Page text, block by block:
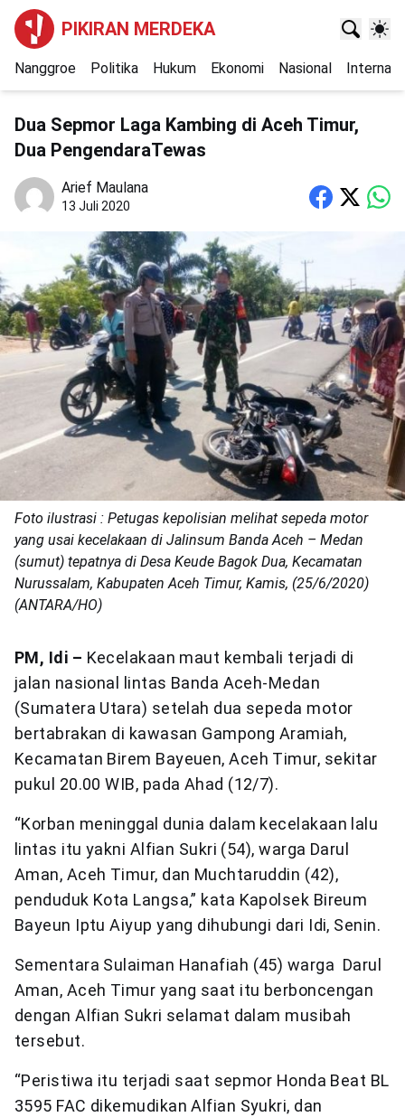
PIKIRAN MERDEKA
Nanggroe Politika Hukum Ekonomi Nasional
Dua Sepmor Laga Kambing di Aceh Timur,
Dua PengendaraTewas
Arief Maulana
13 Juli 2020
Foto ilustrasi : Petugas kepolisian melihat sepeda motor
yang usai kecelakaan di Jalinsum Banda Aceh – Medan
(sumut) tepatnya di Desa Keude Bagok Dua, Kecamatan
Nurussalam, Kabupaten Aceh Timur, Kamis, (25/6/2020)
(ANTARA/HO)
PM, Idi – Kecelakaan maut kembali terjadi di
jalan nasional lintas Banda Aceh-Medan
(Sumatera Utara) setelah dua sepeda motor
bertabrakan di kawasan Gampong Aramiah,
Kecamatan Birem Bayeuen, Aceh Timur, sekitar
pukul 20.00 WIB, pada Ahad (12/7).
“Korban meninggal dunia dalam kecelakaan lalu
lintas itu yakni Alfian Sukri (54), warga Darul
Aman, Aceh Timur, dan Muchtaruddin (42),
penduduk Kota Langsa,” kata Kapolsek Bireum
Bayeun Iptu Aiyup yang dihubungi dari Idi, Senin.
Sementara Sulaiman Hanafiah (45) warga Darul
Aman, Aceh Timur yang saat itu berboncengan
dengan Alfian Sukri selamat dalam musibah
tersebut.
“Peristiwa itu terjadi saat sepmor Honda Beat BL
3595 FAC dikemudikan Alfian Syukri, dan